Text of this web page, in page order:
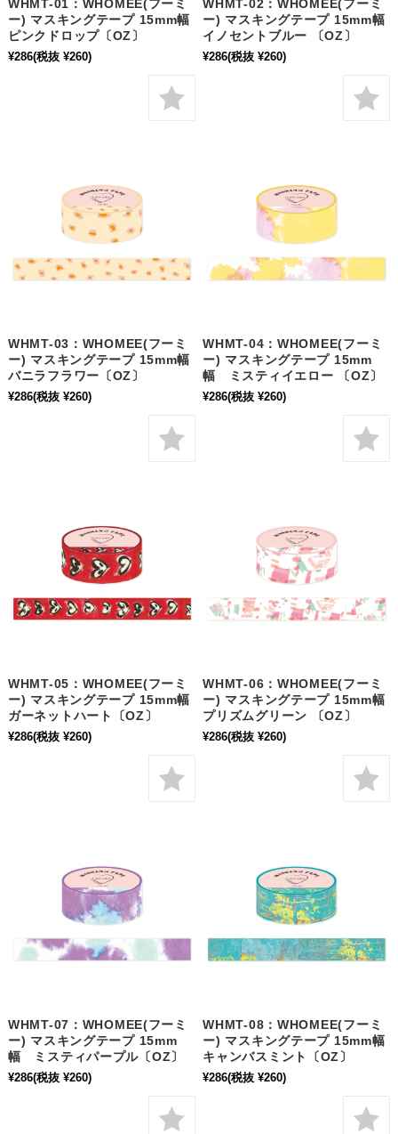
WHMT-01：WHOMEE(フーミ
ー) マスキングテープ 15mm幅
ピンクドロップ〔OZ〕
¥286(税抜 ¥260)
WHMT-02：WHOMEE(フーミ
ー) マスキングテープ 15mm幅
イノセントブルー 〔OZ〕
¥286(税抜 ¥260)
WHMT-03：WHOMEE(フーミ
ー) マスキングテープ 15mm幅
バニラフラワー〔OZ〕
¥286(税抜 ¥260)
WHMT-04：WHOMEE(フーミ
ー) マスキングテープ 15mm
幅 ミスティイエロー 〔OZ〕
¥286(税抜 ¥260)
WHMT-05：WHOMEE(フーミ
ー) マスキングテープ 15mm幅
ガーネットハート〔OZ〕
¥286(税抜 ¥260)
WHMT-06：WHOMEE(フーミ
ー) マスキングテープ 15mm幅
プリズムグリーン 〔OZ〕
¥286(税抜 ¥260)
WHMT-07：WHOMEE(フーミ
ー) マスキングテープ 15mm
幅 ミスティパープル〔OZ〕
¥286(税抜 ¥260)
WHMT-08：WHOMEE(フーミ
ー) マスキングテープ 15mm幅
キャンバスミント〔OZ〕
¥286(税抜 ¥260)